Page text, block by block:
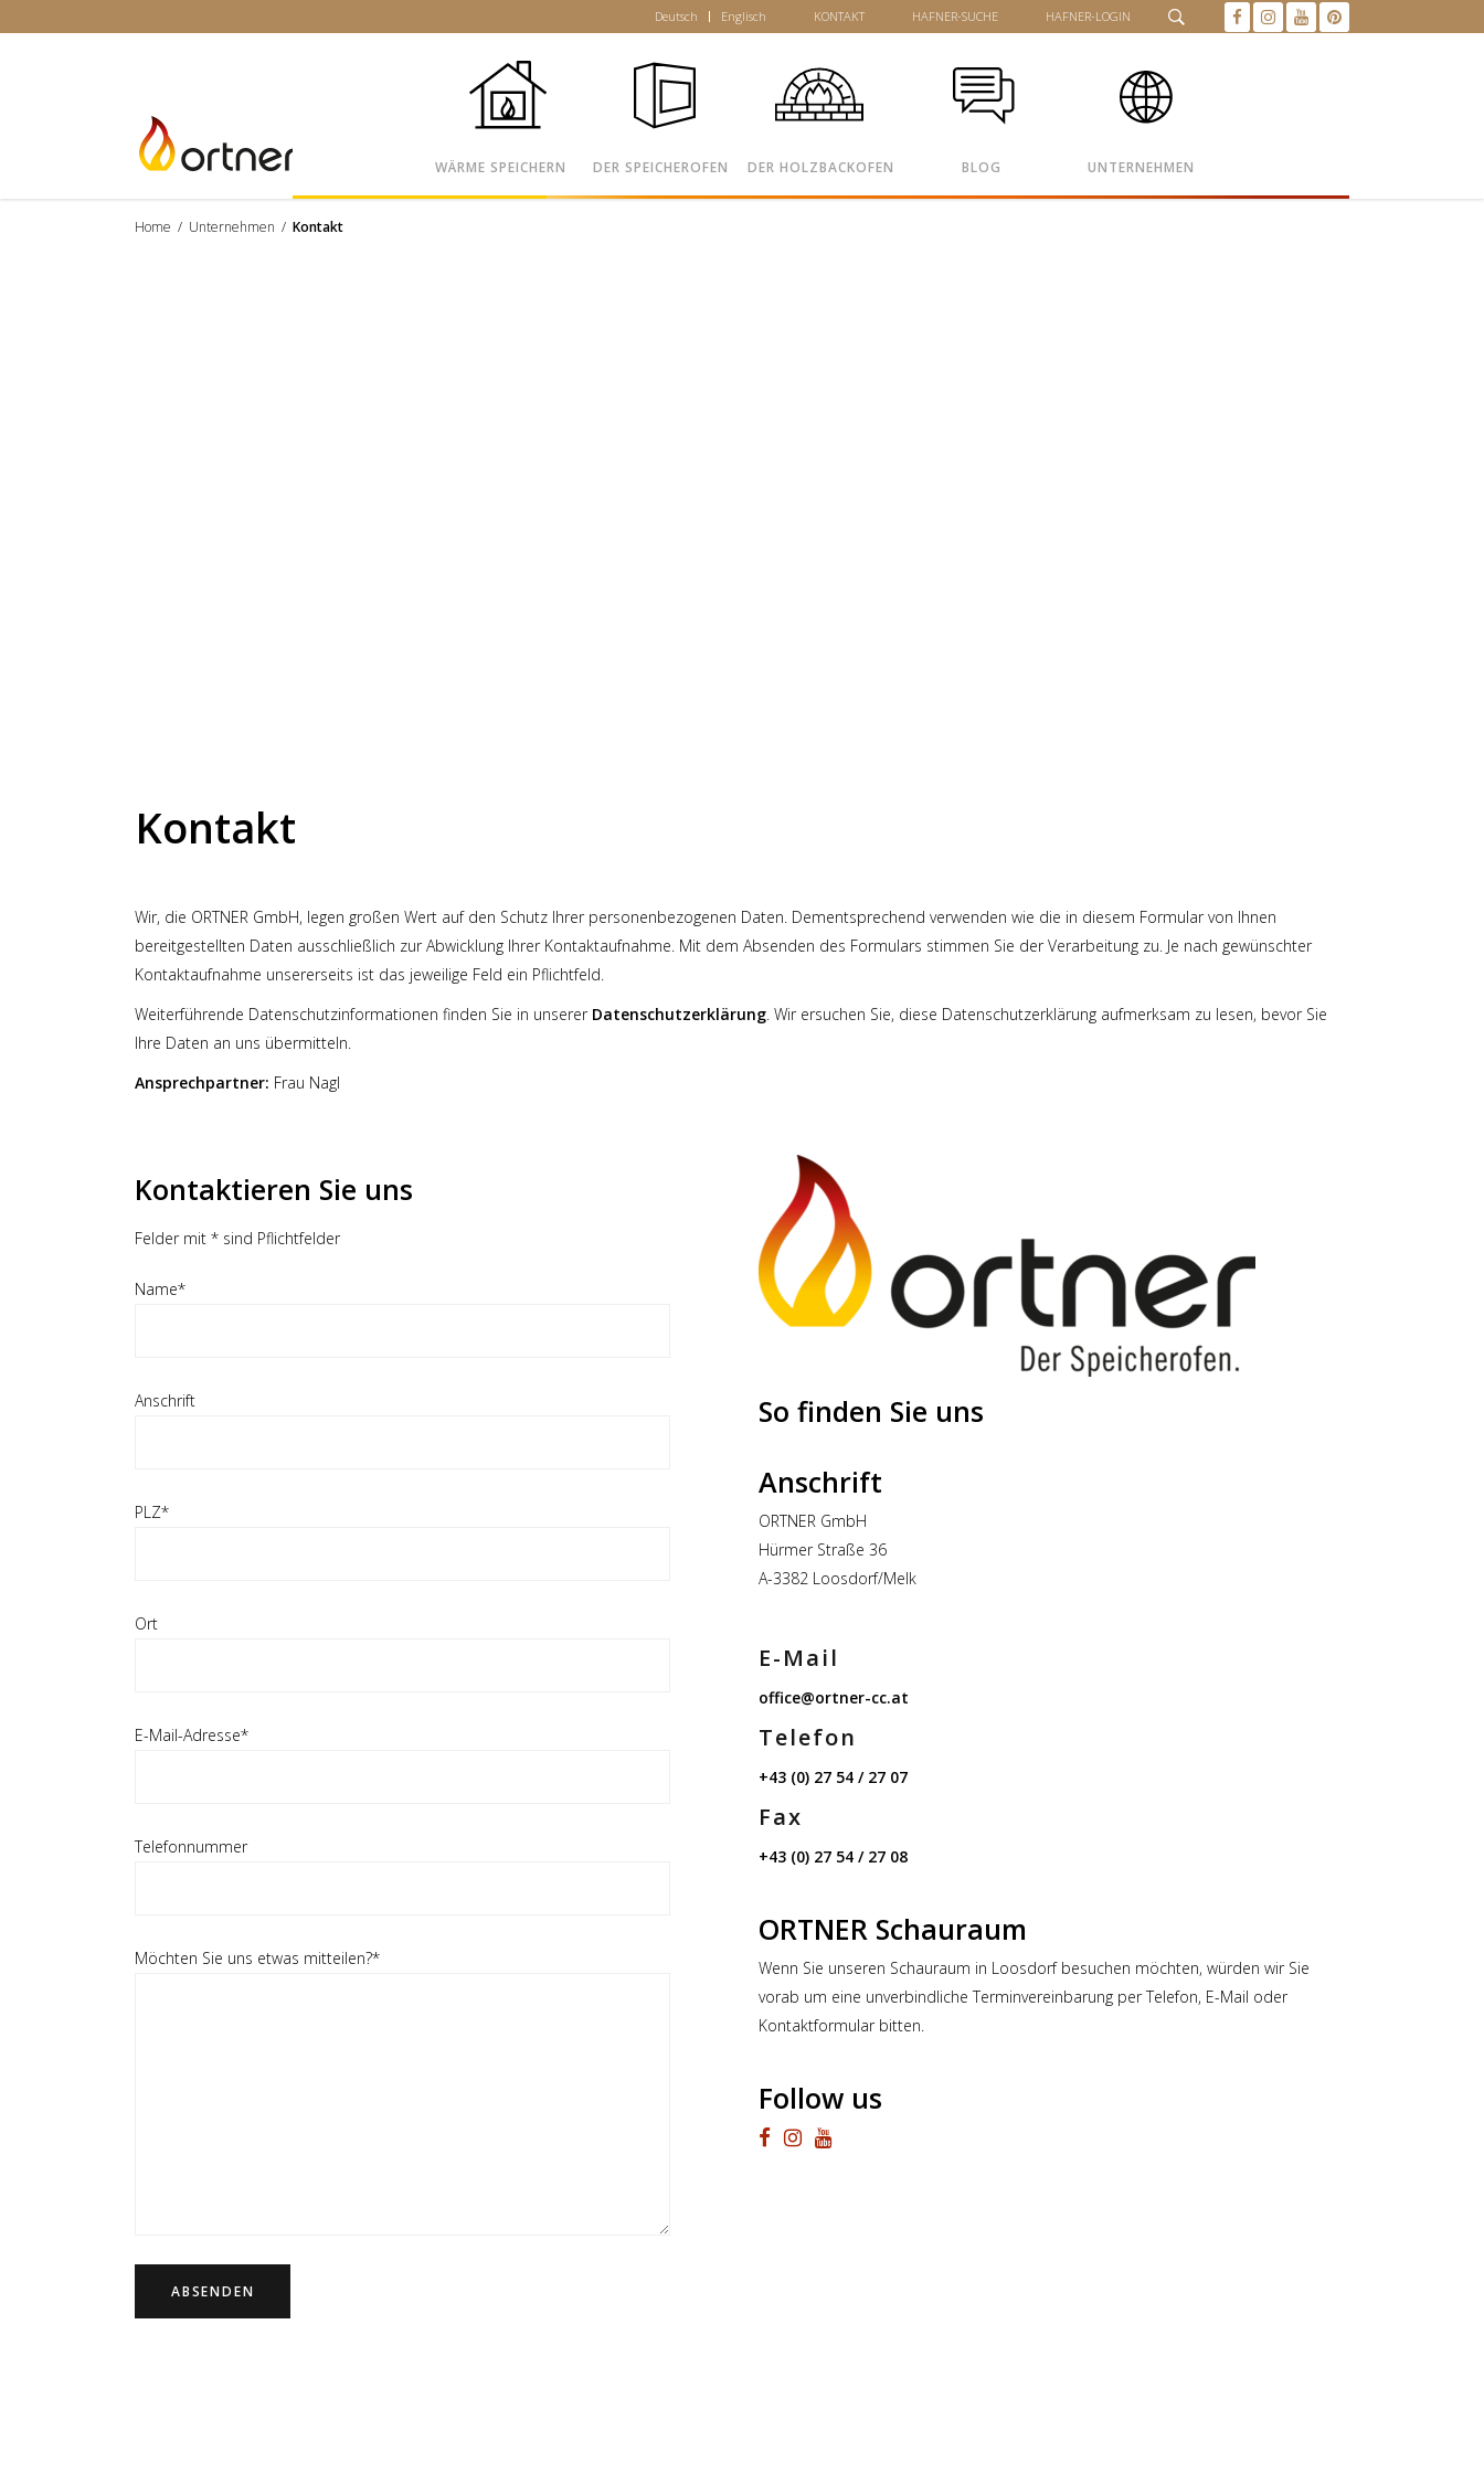
Deutsch Englisch KONTAKT HAFNER-SUCHE HAFNER-LOGIN
WÄRME SPEICHERN DER SPEICHEROFEN DER HOLZBACKOFEN BLOG UNTERNEHMEN
Home / Unternehmen / Kontakt
Kontakt
Wir, die ORTNER GmbH, legen großen Wert auf den Schutz Ihrer personenbezogenen Daten. Dementsprechend verwenden wie die in diesem Formular von Ihnen
bereitgestellten Daten ausschließlich zur Abwicklung Ihrer Kontaktaufnahme. Mit dem Absenden des Formulars stimmen Sie der Verarbeitung zu. Je nach gewünschter
Kontaktaufnahme unsererseits ist das jeweilige Feld ein Pflichtfeld.
Weiterführende Datenschutzinformationen finden Sie in unserer Datenschutzerklärung. Wir ersuchen Sie, diese Datenschutzerklärung aufmerksam zu lesen, bevor Sie
Ihre Daten an uns übermitteln.
Ansprechpartner: Frau Nagl
Kontaktieren Sie uns
Felder mit * sind Pflichtfelder
Name*
Anschrift
PLZ*
Ort
E-Mail-Adresse*
Telefonnummer
Möchten Sie uns etwas mitteilen?*
So finden Sie uns
Anschrift
ORTNER GmbH
Hürmer Straße 36
A-3382 Loosdorf/Melk
E-Mail
office@ortner-cc.at
Telefon
+43 (0) 27 54 / 27 07
Fax
+43 (0) 27 54 / 27 08
ORTNER Schauraum
Wenn Sie unseren Schauraum in Loosdorf besuchen möchten, würden wir Sie
vorab um eine unverbindliche Terminvereinbarung per Telefon, E-Mail oder
Kontaktformular bitten.
Follow us